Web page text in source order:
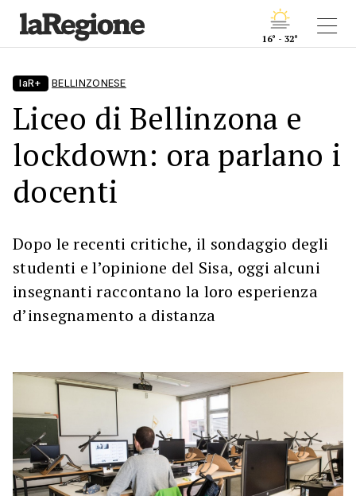
16° - 32°
laR+ BELLINZONESE
Liceo di Bellinzona e
lockdown: ora parlano i
docenti
Dopo le recenti critiche, il sondaggio degli
studenti e l’opinione del Sisa, oggi alcuni
insegnanti raccontano la loro esperienza
d’insegnamento a distanza